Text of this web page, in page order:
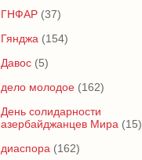
ГНФАР (37)
Гянджа (154)
Давос (5)
дело молодое (162)
День солидарности
азербайджанцев Мира (15)
диаспора (162)